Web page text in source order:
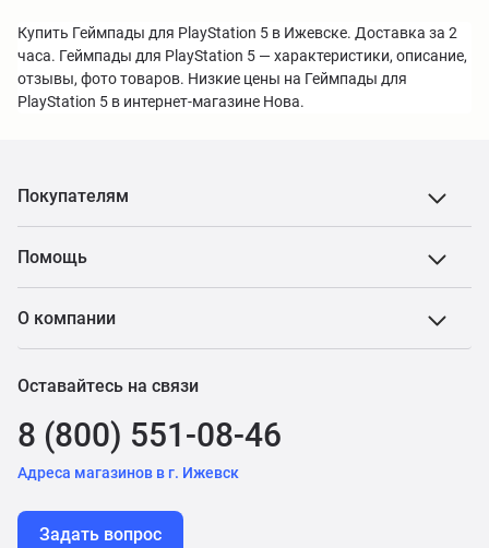
Купить Геймпады для PlayStation 5 в Ижевске. Доставка за 2
часа. Геймпады для PlayStation 5 — характеристики, описание,
отзывы, фото товаров. Низкие цены на Геймпады для
PlayStation 5 в интернет-магазине Нова.
Покупателям
Помощь
О компании
Оставайтесь на связи
8 (800) 551-08-46
Адреса магазинов в г. Ижевск
Задать вопрос